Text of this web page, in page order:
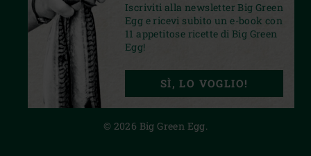
FACEBOOKINSTAGRAM
PRIVACY STATEMENT
© 2026 Big Green Egg.
Iscriviti alla newsletter Big Green
Egg e ricevi subito un e-book con
11 appetitose ricette di Big Green
Egg!
SÌ, LO VOGLIO!